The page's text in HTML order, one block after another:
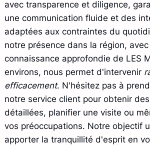
avec transparence et diligence,
une communication fluide et des
adaptées aux contraintes du
notre présence dans la région, avec
connaissance approfondie de LES
environs, nous permet d'intervenir
efficacement. N'hésitez pas à
notre service client pour obtenir
détaillées, planifier une visite ou
vos préoccupations. Notre objectif
apporter la tranquillité d'esprit en